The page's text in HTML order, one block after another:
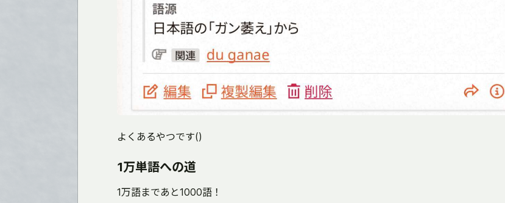
よくあるやつです()
1万単語への道
1万語まであと1000語！